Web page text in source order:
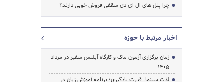
چرا پنل های ال ای دی سقفی فروش خوبی دارند؟
اخبار مرتبط با حوزه
زمان برگزاری آزمون ماک و کارگاه آیلتس سفیر در مرداد
1405
لذت سینما، قدرت یادگیری؛ برنامه آموزش زبان در